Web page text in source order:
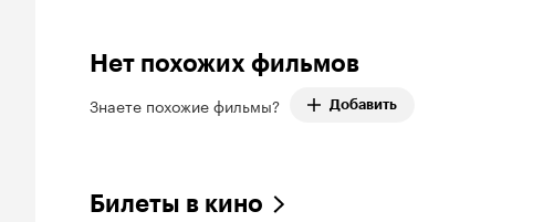
Нет похожих фильмов
Знаете похожие фильмы? Добавить
Билеты в кино